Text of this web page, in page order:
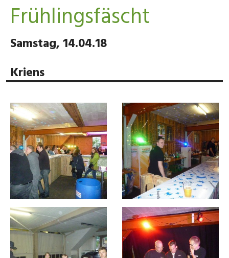
Frühlingsfäscht
Samstag, 14.04.18
Kriens